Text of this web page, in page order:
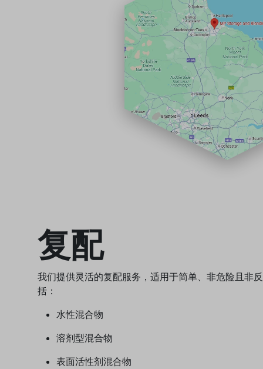
复配
我们提供灵活的复配服务，适用于简单、非危险且非
括：
水性混合物
溶剂型混合物
表面活性剂混合物